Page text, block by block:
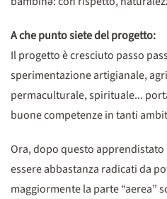
A che punto siete del progetto:
Il progetto è cresciuto passo
sperimentazione artigianale,
permaculturale, spirituale...
buone competenze in tanti
Ora, dopo questo
essere abbastanza radicati da
maggiormente la parte “aerea”